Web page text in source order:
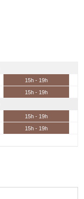
15h - 19h
15h - 19h
15h - 19h
15h - 19h